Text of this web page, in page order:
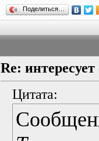
Поделиться…
Re:
Цитата: